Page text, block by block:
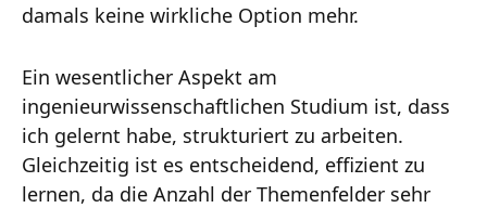
damals keine wirkliche Option mehr.
Ein wesentlicher Aspekt am
ingenieurwissenschaftlichen Studium ist, dass
ich gelernt habe, strukturiert zu arbeiten.
Gleichzeitig ist es entscheidend, effizient zu
lernen, da die Anzahl der Themenfelder sehr